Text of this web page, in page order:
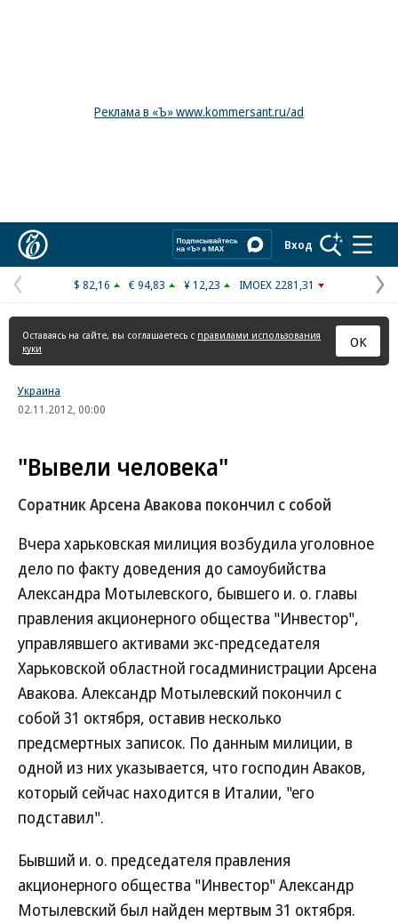
Реклама в «Ъ» www.kommersant.ru/ad
Вход
Предыдущая
страница
$ 82,16 € 94,83 ¥ 12,23 IMOEX 2281,31
Оставаясь на сайте, вы соглашаетесь с правилами использования
куки
ОК
Украина
02.11.2012, 00:00
"Вывели человека"
Соратник Арсена Авакова покончил с собой
Вчера харьковская милиция возбудила уголовное
дело по факту доведения до самоубийства
Александра Мотылевского, бывшего и. о. главы
правления акционерного общества "Инвестор",
управлявшего активами экс-председателя
Харьковской областной госадминистрации Арсена
Авакова. Александр Мотылевский покончил с
собой 31 октября, оставив несколько
предсмертных записок. По данным милиции, в
одной из них указывается, что господин Аваков,
который сейчас находится в Италии, "его
подставил".
Бывший и. о. председателя правления
акционерного общества "Инвестор" Александр
Мотылевский был найден мертвым 31 октября.